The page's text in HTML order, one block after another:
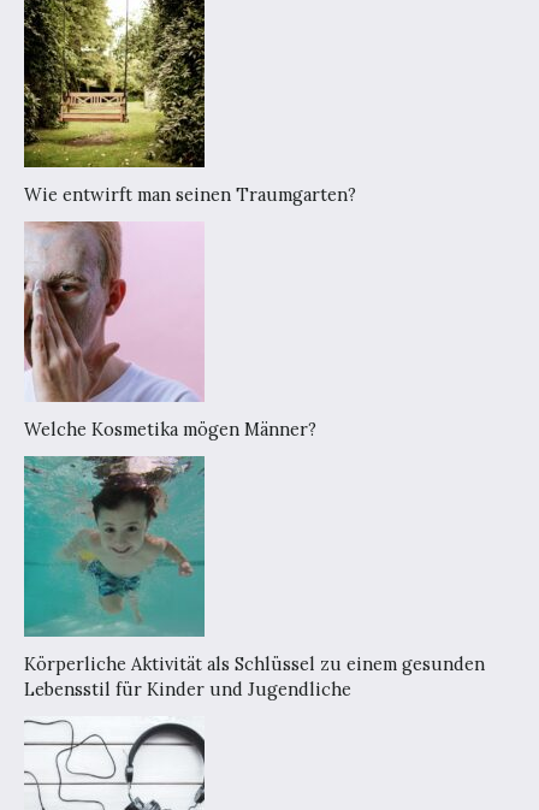
Wie entwirft man seinen Traumgarten?
Welche Kosmetika mögen Männer?
Körperliche Aktivität als Schlüssel zu einem gesunden
Lebensstil für Kinder und Jugendliche